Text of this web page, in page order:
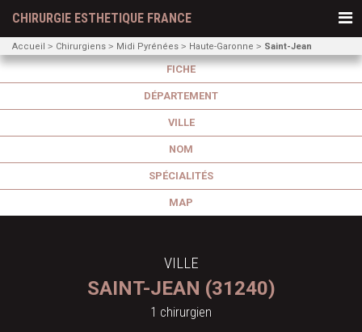
CHIRURGIE ESTHETIQUE FRANCE
Accueil Chirurgiens Midi Pyrénées Haute-Garonne Saint-Jean
FICHE
DÉPARTEMENT
VILLE
NOM
SPÉCIALITÉS
MAP
VILLE
SAINT-JEAN (31240)
1 chirurgien